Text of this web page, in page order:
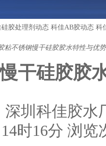
硅胶处理剂动态 科佳AB胶动态 科
粘不锈钢慢干硅胶胶水特性与优
干硅胶胶
深圳科佳胶水
时16分 浏览